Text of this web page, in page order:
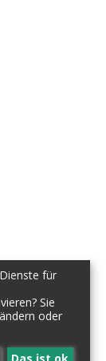
für
Sie
oder